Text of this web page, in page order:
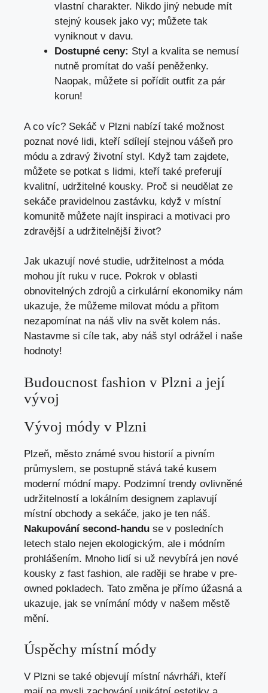
vlastní charakter. Nikdo jiný nebude mít
stejný kousek jako vy; můžete tak
vyniknout v davu.
Dostupné ceny: Styl a kvalita se nemusí
nutně promítat do vaší peněženky.
Naopak, můžete si pořídit outfit za pár
korun!
A co víc? Sekáč v Plzni nabízí také možnost
poznat nové lidi, kteří sdílejí stejnou vášeň pro
módu a zdravý životní styl. Když tam zajdete,
můžete se potkat s lidmi, kteří také preferují
kvalitní, udržitelné kousky. Proč si neudělat ze
sekáče pravidelnou zastávku, když v místní
komunitě můžete najít inspiraci a motivaci pro
zdravější a udržitelnější život?
Jak ukazují nové studie, udržitelnost a móda
mohou jít ruku v ruce. Pokrok v oblasti
obnovitelných zdrojů a cirkulární ekonomiky nám
ukazuje, že můžeme milovat módu a přitom
nezapomínat na náš vliv na svět kolem nás.
Nastavme si cíle tak, aby náš styl odrážel i naše
hodnoty!
Budoucnost fashion v Plzni a její
vývoj
Vývoj módy v Plzni
Plzeň, město známé svou historií a pivním
průmyslem, se postupně stává také kusem
moderní módní mapy. Podzimní trendy ovlivněné
udržitelností a lokálním designem zaplavují
místní obchody a sekáče, jako je ten náš.
Nakupování second-handu se v posledních
letech stalo nejen ekologickým, ale i módním
prohlášením. Mnoho lidí si už nevybírá jen nové
kousky z fast fashion, ale raději se hrabe v pre-
owned pokladech. Tato změna je přímo úžasná a
ukazuje, jak se vnímání módy v našem městě
mění.
Úspěchy místní módy
V Plzni se také objevují místní návrháři, kteří